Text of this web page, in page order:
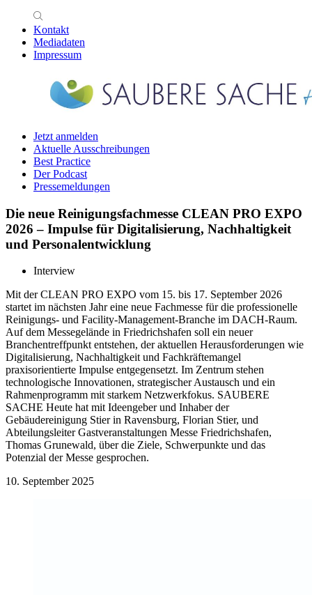
Kontakt
Mediadaten
Impressum
Jetzt anmelden
Aktuelle Ausschreibungen
Best Practice
Der Podcast
Pressemeldungen
Die neue Reinigungsfachmesse CLEAN PRO EXPO
2026 – Impulse für Digitalisierung, Nachhaltigkeit
und Personalentwicklung
Interview
Mit der CLEAN PRO EXPO vom 15. bis 17. September 2026
startet im nächsten Jahr eine neue Fachmesse für die professionelle
Reinigungs- und Facility-Management-Branche im DACH-Raum.
Auf dem Messegelände in Friedrichshafen soll ein neuer
Branchentreffpunkt entstehen, der aktuellen Herausforderungen wie
Digitalisierung, Nachhaltigkeit und Fachkräftemangel
praxisorientierte Impulse entgegensetzt. Im Zentrum stehen
technologische Innovationen, strategischer Austausch und ein
Rahmenprogramm mit starkem Netzwerkfokus. SAUBERE
SACHE Heute hat mit Ideengeber und Inhaber der
Gebäudereinigung Stier in Ravensburg, Florian Stier, und
Abteilungsleiter Gastveranstaltungen Messe Friedrichshafen,
Thomas Grunewald, über die Ziele, Schwerpunkte und das
Potenzial der Messe gesprochen.
10. September 2025